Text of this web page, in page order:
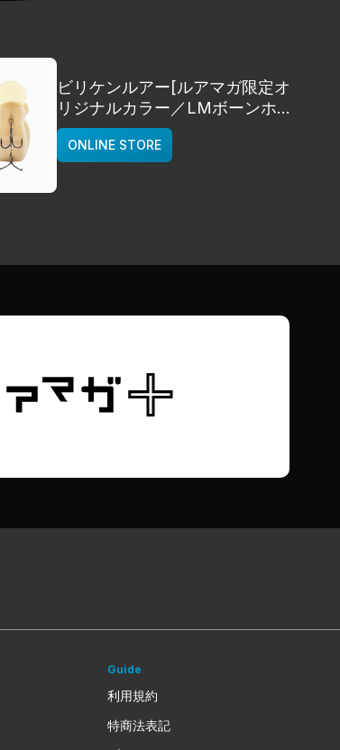
ビリケンルアー[ルアマガ限定オ
リジナルカラー／LMボーンホワ
イト]
deps
ONLINE STORE
Guide
利用規約
特商法表記